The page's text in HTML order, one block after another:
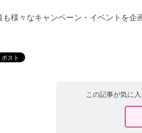
も様々なキャンペーン・イベントを企
この記事が気に